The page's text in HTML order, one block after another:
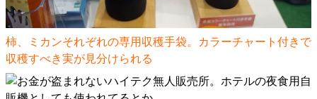
柿、ミカンそれぞれの専用収穫手袋。カラーチャート付きで
収穫すべき実が見分けられる